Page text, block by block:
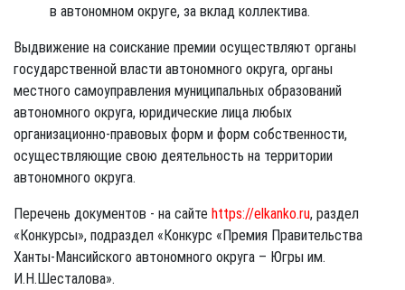
в автономном округе, за вклад коллектива.
Выдвижение на соискание премии осуществляют органы
государственной власти автономного округа, органы
местного самоуправления муниципальных образований
автономного округа, юридические лица любых
организационно-правовых форм и форм собственности,
осуществляющие свою деятельность на территории
автономного округа.
Перечень документов - на сайте https://elkanko.ru, раздел
«Конкурсы», подраздел «Конкурс «Премия Правительства
Ханты-Мансийского автономного округа – Югры им.
И.Н.Шесталова».